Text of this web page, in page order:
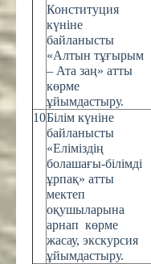
Конституция
күніне
байланысты
«Алтын тұғырым
– Ата заң» атты
көрме
ұйымдастыру.
10Білім күніне
байланысты
«Еліміздің
болашағы-білімді
ұрпақ» атты
мектеп
оқушыларына
арнап көрме
жасау, экскурсия
ұйымдастыру.